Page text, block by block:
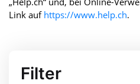
Link auf https://www.help.ch.
Filter